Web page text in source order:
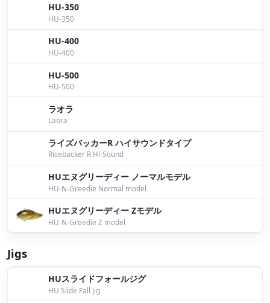
目黒クラシック二日目
本日、桧原湖by Bomber
パイロンセッティングby Bomber
桧原湖釣果報告頂きました。
桧原湖パイロン
１０月３日桧原湖ガイド
by Bomber
１０月１日桧原湖ガイドby Bomber
１０月桧原湖ボンバーガイド募集
今週の桧原湖予想リグ？by Bomber
９月２３日桧原湖ガイドby Bomber
結局・・・
明日からby Bomber
HU-350
HU-350
HU-400
HU-400
HU-500
HU-500
ラオラ
Laora
ライズバッカーR ハイサウンドタイプ
Risebacker R Hi-Sound
HUエヌグリーディー ノーマルモデル
HU-N-Greedie Normal model
HUエヌグリーディー Zモデル
HU-N-Greedie Z model
Jigs
HUスライドフォールジグ
HU Slide Fall Jig